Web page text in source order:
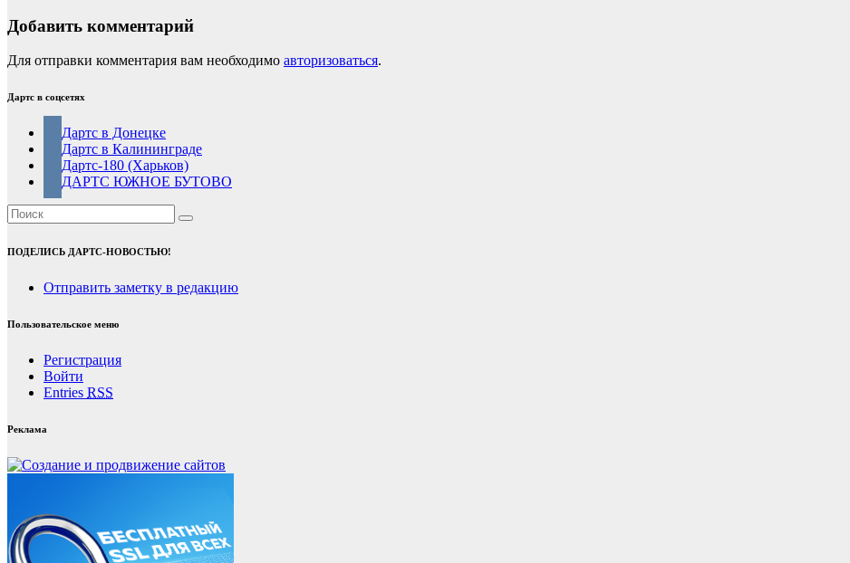
Добавить комментарий
Для отправки комментария вам необходимо авторизоваться.
Дартс в соцсетях
Дартс в Донецке
Дартс в Калининграде
Дартс-180 (Харьков)
ДАРТС ЮЖНОЕ БУТОВО
ПОДЕЛИСЬ ДАРТС-НОВОСТЬЮ!
Отправить заметку в редакцию
Пользовательское меню
Регистрация
Войти
Entries RSS
Реклама